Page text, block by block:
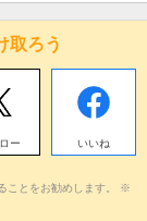
取ろう
ー いいね
ことをお勧めします。 ※